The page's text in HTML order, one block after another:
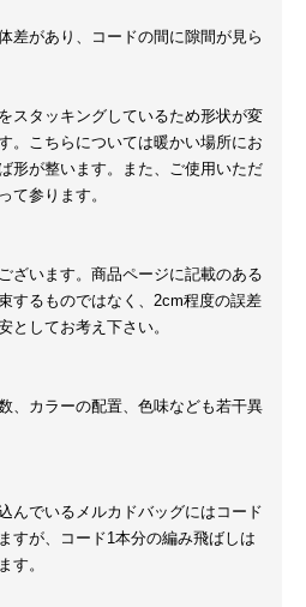
差があり、コードの間に隙間が見ら
スタッキングしているため形状が変
。こちらについては暖かい場所にお
形が整います。また、ご使用いただ
て参ります。
ざいます。商品ページに記載のある
するものではなく、2cm程度の誤差
としてお考え下さい。
、カラーの配置、色味なども若干異
んでいるメルカドバッグにはコード
すが、コード1本分の編み飛ばしは
す。